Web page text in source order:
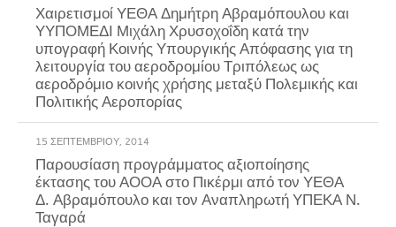
Χαιρετισμοί ΥΕΘΑ Δημήτρη Αβραμόπουλου και
ΥΥΠΟΜΕΔΙ Μιχάλη Χρυσοχοΐδη κατά την
υπογραφή Κοινής Υπουργικής Απόφασης για τη
λειτουργία του αεροδρομίου Τριπόλεως ως
αεροδρόμιο κοινής χρήσης μεταξύ Πολεμικής και
Πολιτικής Αεροπορίας
15 ΣΕΠΤΕΜΒΡΊΟΥ, 2014
Παρουσίαση προγράμματος αξιοποίησης
έκτασης του ΑΟΟΑ στο Πικέρμι από τον ΥΕΘΑ
Δ. Αβραμόπουλο και τον Αναπληρωτή ΥΠΕΚΑ Ν.
Ταγαρά